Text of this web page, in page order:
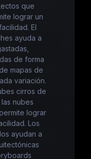
que
lograr un
El
ayuda a
de forma
mapas de
variación.
cirros de
nubes
lograr
Los
ayudan a